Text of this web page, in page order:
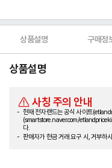
상품설명 구매정
상품설명
사칭 주의 안내
현재 전자랜드는 공식 사이트
(smartstore.naver.com/
다.
판매자가 현금 거래 요구 시, 거부하